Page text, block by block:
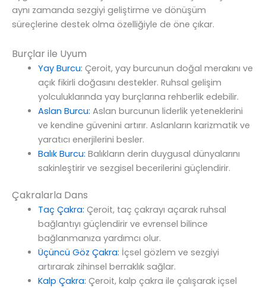
aynı zamanda sezgiyi geliştirme ve dönüşüm
süreçlerine destek olma özelliğiyle de öne çıkar.
Burçlar ile Uyum
Yay Burcu: Çeroit, yay burcunun doğal merakını ve
açık fikirli doğasını destekler. Ruhsal gelişim
yolculuklarında yay burçlarına rehberlik edebilir.
Aslan Burcu: Aslan burcunun liderlik yeteneklerini
ve kendine güvenini artırır. Aslanların karizmatik ve
yaratıcı enerjilerini besler.
Balık Burcu: Balıkların derin duygusal dünyalarını
sakinleştirir ve sezgisel becerilerini güçlendirir.
Çakralarla Dans
Taç Çakra: Çeroit, taç çakrayı açarak ruhsal
bağlantıyı güçlendirir ve evrensel bilince
bağlanmanıza yardımcı olur.
Üçüncü Göz Çakra: İçsel gözlem ve sezgiyi
artırarak zihinsel berraklık sağlar.
Kalp Çakra: Çeroit, kalp çakra ile çalışarak içsel